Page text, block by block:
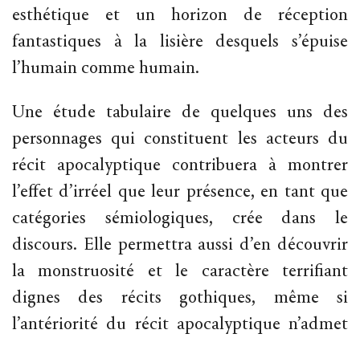
esthétique et un horizon de réception
fantastiques à la lisière desquels s’épuise
l’humain comme humain.
Une étude tabulaire de quelques uns des
personnages qui constituent les acteurs du
récit apocalyptique contribuera à montrer
l’effet d’irréel que leur présence, en tant que
catégories sémiologiques, crée dans le
discours. Elle permettra aussi d’en découvrir
la monstruosité et le caractère terrifiant
dignes des récits gothiques, même si
l’antériorité du récit apocalyptique n’admet